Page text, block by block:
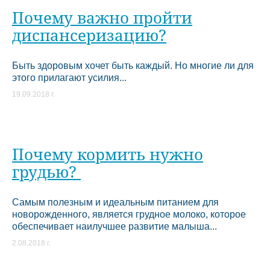
Почему важно пройти
диспансеризацию?
Быть здоровым хочет быть каждый. Но многие ли для
этого прилагают усилия...
19.09.2018 г.
Почему кормить нужно
грудью?
Самым полезным и идеальным питанием для
новорожденного, является грудное молоко, которое
обеспечивает наилучшее развитие малыша...
2.08.2018 г.